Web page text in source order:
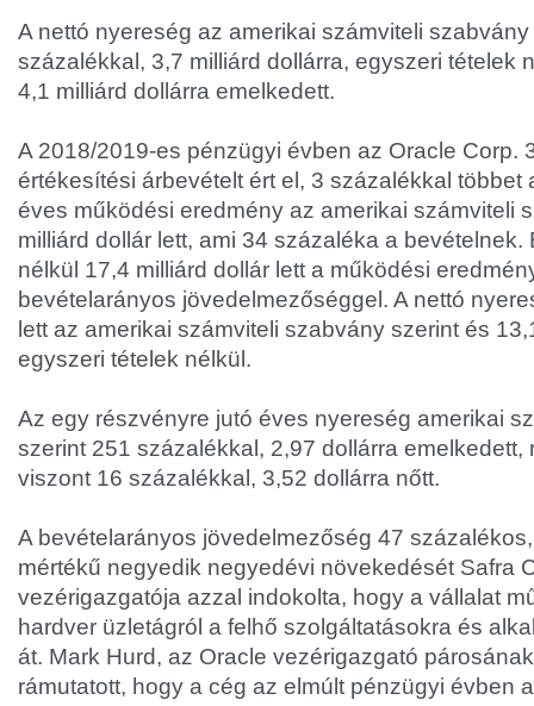
A nettó nyereség az amerikai számviteli
százalékkal, 3,7 milliárd dollárra, egyszeri tételek
4,1 milliárd dollárra emelkedett.
A 2018/2019-es pénzügyi évben az Oracle Corp.
értékesítési árbevételt ért el, 3 százalékkal többet
éves működési eredmény az amerikai számviteli
milliárd dollár lett, ami 34 százaléka a bevételnek.
nélkül 17,4 milliárd dollár lett a működési
bevételarányos jövedelmezőséggel. A nettó
lett az amerikai számviteli szabvány szerint és
egyszeri tételek nélkül.
Az egy részvényre jutó éves nyereség amerikai
szerint 251 százalékkal, 2,97 dollárra emelkedett,
viszont 16 százalékkal, 3,52 dollárra nőtt.
A bevételarányos jövedelmezőség 47
mértékű negyedik negyedévi növekedését Safra
vezérigazgatója azzal indokolta, hogy a vállalat
hardver üzletágról a felhő szolgáltatásokra és
át. Mark Hurd, az Oracle vezérigazgató
rámutatott, hogy a cég az elmúlt pénzügyi évben